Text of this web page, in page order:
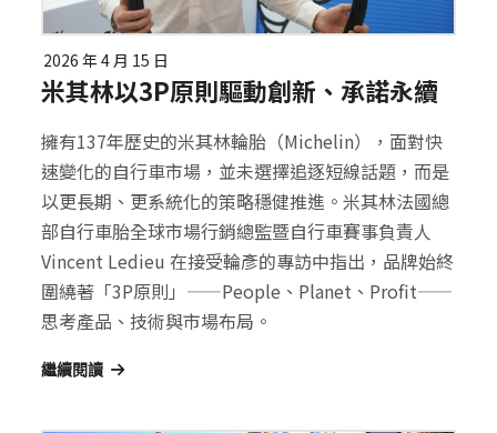
2026 年 4 月 15 日
米其林以3P原則驅動創新、承諾永續
擁有137年歷史的米其林輪胎（Michelin），面對快
速變化的自行車市場，並未選擇追逐短線話題，而是
以更長期、更系統化的策略穩健推進。米其林法國總
部自行車胎全球市場行銷總監暨自行車賽事負責人
Vincent Ledieu 在接受輪彥的專訪中指出，品牌始終
圍繞著「3P原則」——People、Planet、Profit——
思考產品、技術與市場布局。
繼續閱讀